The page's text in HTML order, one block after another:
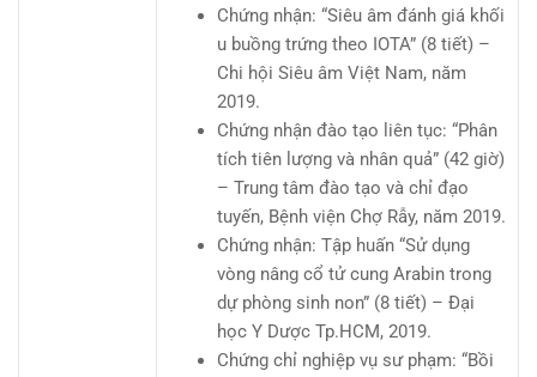
Chứng nhận: “Siêu âm đánh giá khối
u buồng trứng theo IOTA” (8 tiết) –
Chi hội Siêu âm Việt Nam, năm
2019.
Chứng nhận đào tạo liên tục: “Phân
tích tiên lượng và nhân quả” (42 giờ)
– Trung tâm đào tạo và chỉ đạo
tuyến, Bệnh viện Chợ Rẫy, năm 2019.
Chứng nhận: Tập huấn “Sử dụng
vòng nâng cổ tử cung Arabin trong
dự phòng sinh non” (8 tiết) – Đại
học Y Dược Tp.HCM, 2019.
Chứng chỉ nghiệp vụ sư phạm: “Bồi